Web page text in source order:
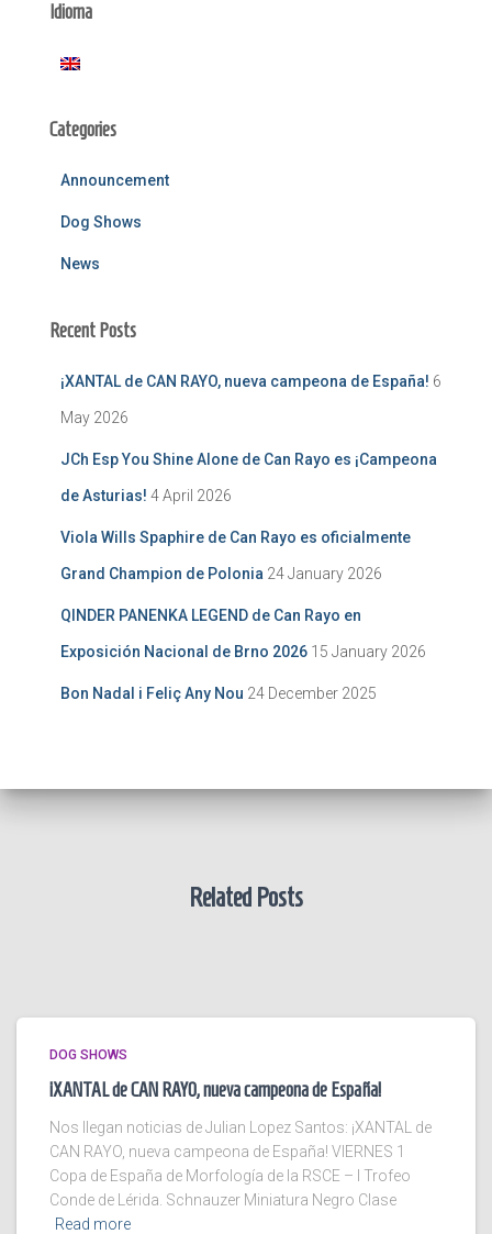
hIdioma
Categories
Announcement
Dog Shows
News
Recent Posts
¡XANTAL de CAN RAYO, nueva campeona de España! 6
May 2026
JCh Esp You Shine Alone de Can Rayo es ¡Campeona
de Asturias! 4 April 2026
Viola Wills Spaphire de Can Rayo es oficialmente
Grand Champion de Polonia 24 January 2026
QINDER PANENKA LEGEND de Can Rayo en
Exposición Nacional de Brno 2026 15 January 2026
Bon Nadal i Feliç Any Nou 24 December 2025
Related Posts
DOG SHOWS
¡XANTAL de CAN RAYO, nueva campeona de España!
Nos llegan noticias de Julian Lopez Santos: ¡XANTAL de
CAN RAYO, nueva campeona de España! VIERNES 1
Copa de España de Morfología de la RSCE – I Trofeo
Conde de Lérida. Schnauzer Miniatura Negro Clase
Read more